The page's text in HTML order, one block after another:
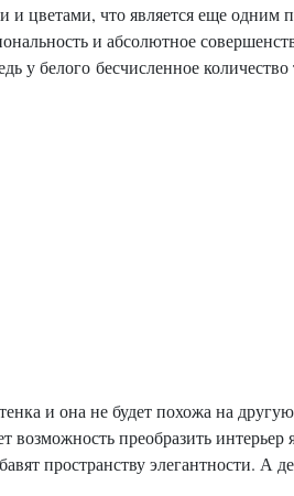
что является еще одним
и абсолютное
у белого бесчисленное
и она не будет похожа на
возможность преобразить
пространству элегантности. А